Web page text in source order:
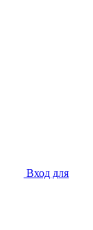
Вход для